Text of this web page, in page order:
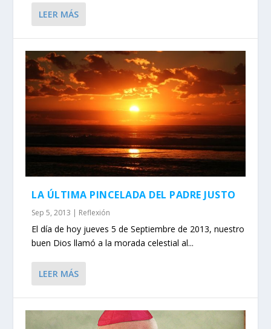
LEER MÁS
LA ÚLTIMA PINCELADA DEL PADRE JUSTO
Sep 5, 2013 | Reflexión
El día de hoy jueves 5 de Septiembre de 2013, nuestro
buen Dios llamó a la morada celestial al...
LEER MÁS